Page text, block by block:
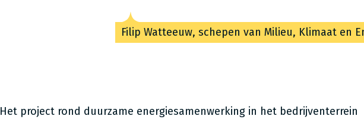
Filip Watteeuw, schepen van Milieu, Klimaat en
Het project rond duurzame energiesamenwerking in het bedrijventerrein